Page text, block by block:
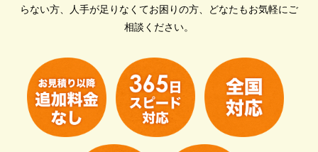
らない方、人手が足りなくてお困りの方、どなたもお気軽にご
相談ください。